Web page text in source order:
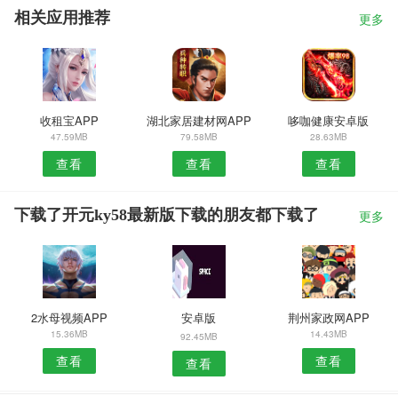
相关应用推荐 更多
收租宝APP
47.59MB
查看
湖北家居建材网APP
79.58MB
查看
哆咖健康安卓版
28.63MB
查看
下载了开元ky58最新版下载的朋友都下载了 更多
2水母视频APP
15.36MB
查看
安卓版
92.45MB
查看
荆州家政网APP
14.43MB
查看